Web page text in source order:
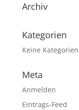
Archiv
Kategorien
Keine Kategorien
Meta
Anmelden
Eintrags-Feed